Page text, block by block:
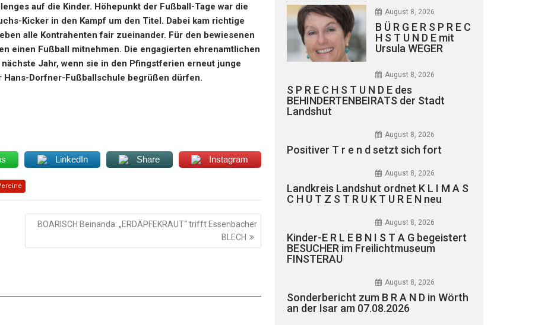
auf die Kinder. Höhepunkt der Fußball-Tage war die
Kicker in den Kampf um den Titel. Dabei kam richtige
alle Kontrahenten fair zueinander. Für den bewiesenen
einen Fußball mitnehmen. Die engagierten ehrenamtlichen
Jahr, wenn sie in den Pfingstferien erneut junge
Dorfner-Fußballschule begrüßen dürfen.
LinkedIn Share Instagram
BOARISCH Beinanda: „ERDÄPFEKRAUT“ trifft Essenbacher
BLECH
August 8, 2026
B Ü R G E R S P R E C
H S T U N D E mit
Ursula WEGER
August 8, 2026
S P R E C H S T U N D E des
BEHINDERTENBEIRATS der Stadt
Landshut
August 8, 2026
Positiver T r e n d setzt sich fort
August 8, 2026
Landkreis Landshut ordnet K L I M A S
C H U T Z S T R U K T U R E N neu
August 8, 2026
Kinder-E R L E B N I S T A G begeistert
BESUCHER im Freilichtmuseum
FINSTERAU
August 8, 2026
Sonderbericht zum B R A N D in Wörth
an der Isar am 07.08.2026